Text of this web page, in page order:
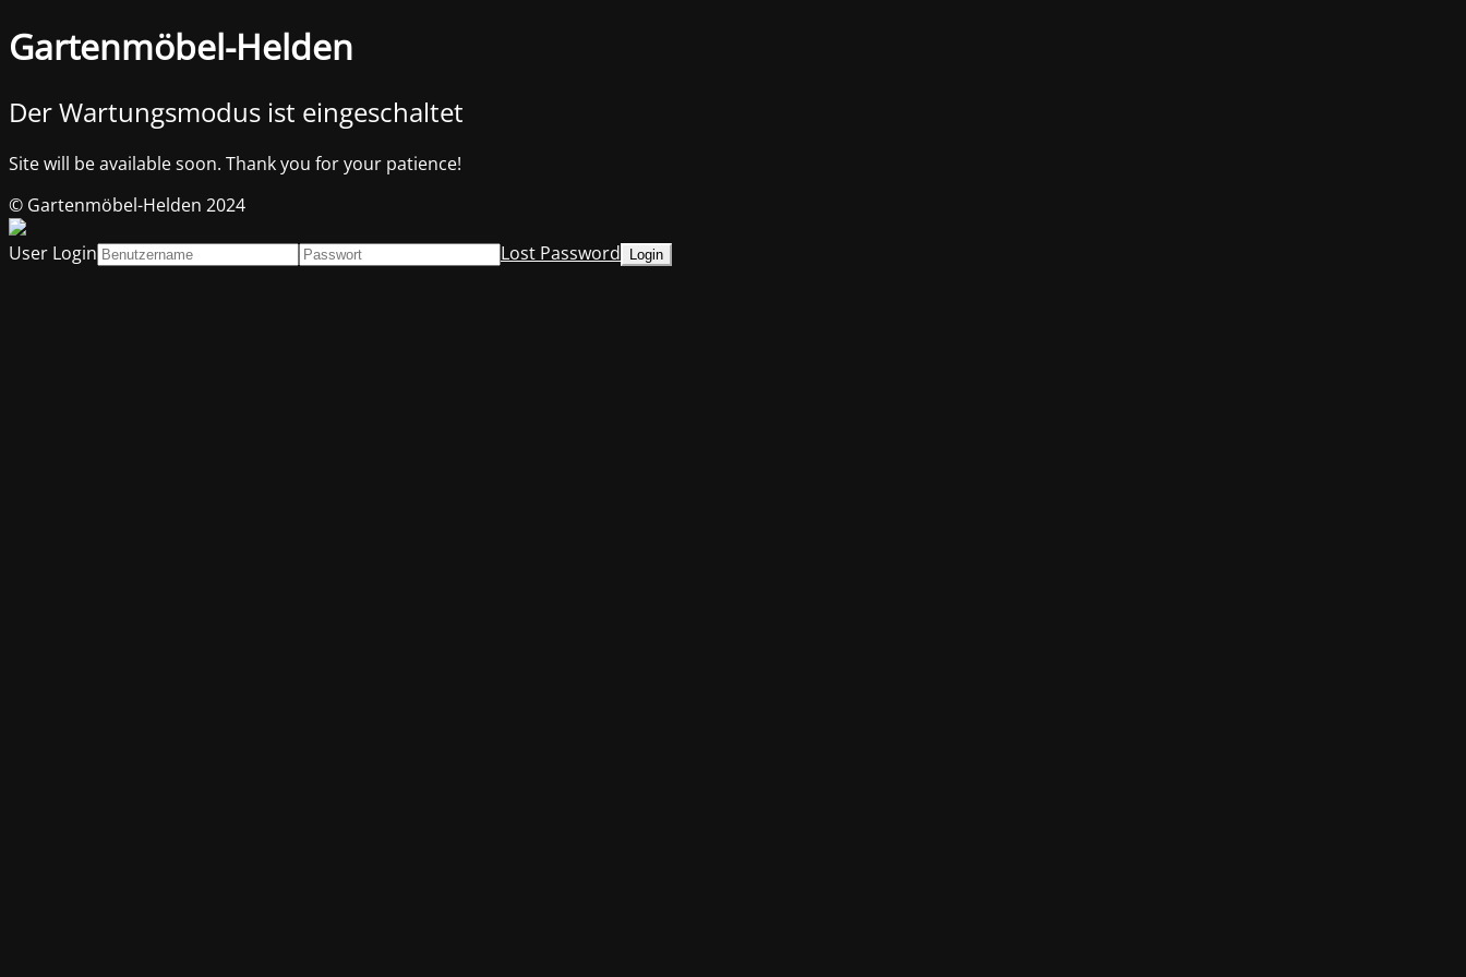
Gartenmöbel-Helden
Der Wartungsmodus ist eingeschaltet
Site will be available soon. Thank you for your patience!
© Gartenmöbel-Helden 2024
User Login
Lost Password